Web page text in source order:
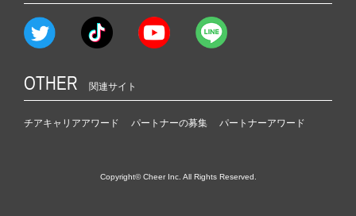
OTHER 関連サイト
チアキャリアアワード パートナーの募集 パートナーアワード
Copyright© Cheer Inc. All Rights Reserved.